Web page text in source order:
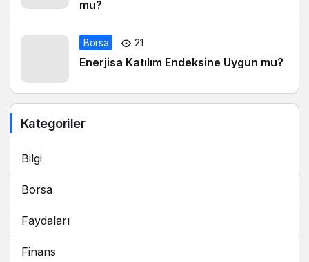
Enerjisa Katılım Endeksine Uygun mu?
Borsa
Faydaları
Finans